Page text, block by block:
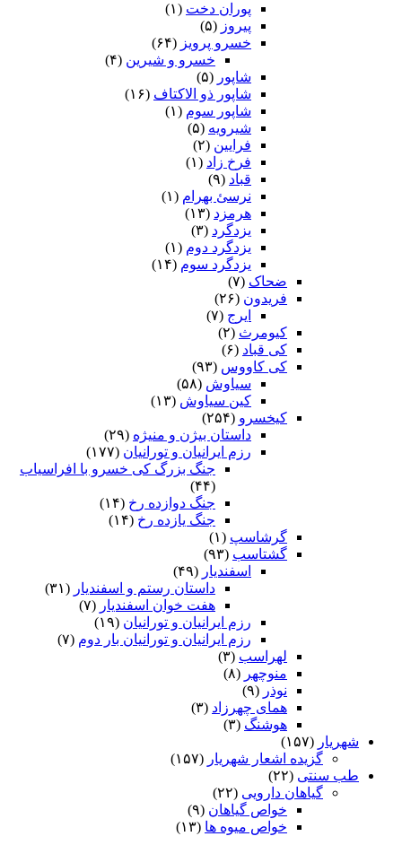
پوران دخت (۱)
پیروز (۵)
خسرو پرویز (۶۴)
خسرو و شیرین (۴)
شاپور (۵)
شاپور ذو الاکتاف (۱۶)
شاپور سوم‏ (۱)
شیرویه (۵)
فرایین (۲)
فرخ زاد (۱)
قباد (۹)
نرسئ بهرام‏ (۱)
هرمزد (۱۳)
یزدگرد (۳)
یزدگرد دوم (۱)
یزدگرد سوم (۱۴)
ضحاک (۷)
فریدون (۲۶)
ایرج (۷)
کیومرث (۲)
کی قباد (۶)
کی کاووس (۹۳)
سیاوش (۵۸)
کین سیاوش (۱۳)
کیخسرو (۲۵۴)
داستان بیژن و منیژه (۲۹)
رزم ایرانیان و تورانیان (۱۷۷)
جنگ بزرگ کی خسرو با افراسیاب
(۴۴)
جنگ دوازده رخ (۱۴)
جنگ یازده رخ (۱۴)
گرشاسپ (۱)
گشتاسب (۹۳)
اسفندیار (۴۹)
داستان رستم و اسفندیار (۳۱)
هفت خوان اسفندیار (۷)
رزم ایرانیان و تورانیان (۱۹)
رزم ایرانیان و تورانیان بار دوم (۷)
لهراسب (۳)
منوچهر (۸)
نوذر (۹)
هماى چهرزاد (۳)
هوشنگ (۳)
شهریار (۱۵۷)
گزیده اشعار شهریار (۱۵۷)
طب سنتی (۲۲)
گیاهان دارویی (۲۲)
خواص گیاهان (۹)
خواص میوه ها (۱۳)